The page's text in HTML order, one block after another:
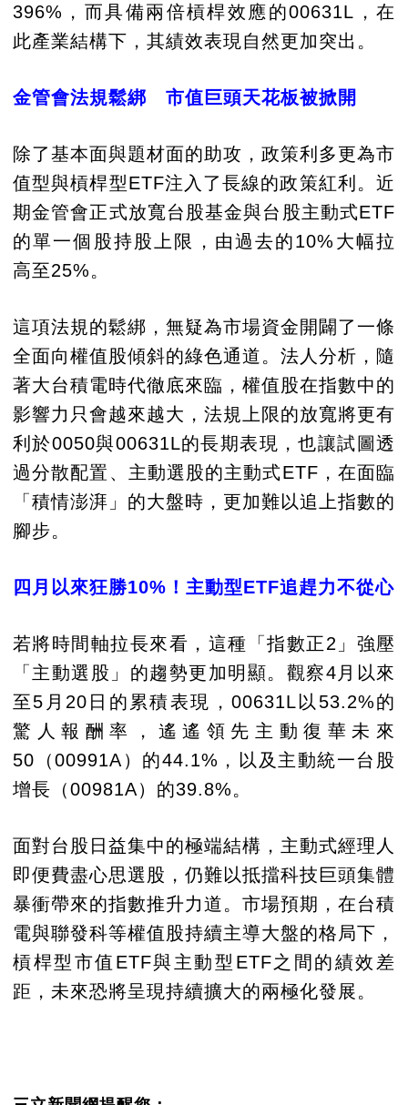
396%，而具備兩倍槓桿效應的00631L，在
此產業結構下，其績效表現自然更加突出。
金管會法規鬆綁 市值巨頭天花板被掀開
除了基本面與題材面的助攻，政策利多更為市
值型與槓桿型ETF注入了長線的政策紅利。近
期金管會正式放寬台股基金與台股主動式ETF
的單一個股持股上限，由過去的10%大幅拉
高至25%。
這項法規的鬆綁，無疑為市場資金開闢了一條
全面向權值股傾斜的綠色通道。法人分析，隨
著大台積電時代徹底來臨，權值股在指數中的
影響力只會越來越大，法規上限的放寬將更有
利於0050與00631L的長期表現，也讓試圖透
過分散配置、主動選股的主動式ETF，在面臨
「積情澎湃」的大盤時，更加難以追上指數的
腳步。
四月以來狂勝10%！主動型ETF追趕力不從心
若將時間軸拉長來看，這種「指數正2」強壓
「主動選股」的趨勢更加明顯。觀察4月以來
至5月20日的累積表現，00631L以53.2%的
驚人報酬率，遙遙領先主動復華未來
50（00991A）的44.1%，以及主動統一台股
增長（00981A）的39.8%。
面對台股日益集中的極端結構，主動式經理人
即便費盡心思選股，仍難以抵擋科技巨頭集體
暴衝帶來的指數推升力道。市場預期，在台積
電與聯發科等權值股持續主導大盤的格局下，
槓桿型市值ETF與主動型ETF之間的績效差
距，未來恐將呈現持續擴大的兩極化發展。